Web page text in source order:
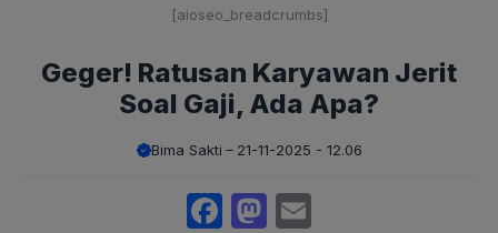
[aioseo_breadcrumbs]
Geger! Ratusan Karyawan Jerit
Soal Gaji, Ada Apa?
Bima Sakti 21-11-2025 - 12.06
Facebook
Mastodon